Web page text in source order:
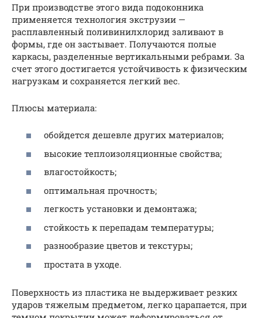
При производстве этого вида подоконника
применяется технология экструзии —
расплавленный поливинилхлорид заливают в
формы, где он застывает. Получаются полые
каркасы, разделенные вертикальными ребрами. За
счет этого достигается устойчивость к физическим
нагрузкам и сохраняется легкий вес.
Плюсы материала:
обойдется дешевле других материалов;
высокие теплоизоляционные свойства;
влагостойкость;
оптимальная прочность;
легкость установки и демонтажа;
стойкость к перепадам температуры;
разнообразие цветов и текстуры;
простата в уходе.
Поверхность из пластика не выдерживает резких
ударов тяжелым предметом, легко царапается, при